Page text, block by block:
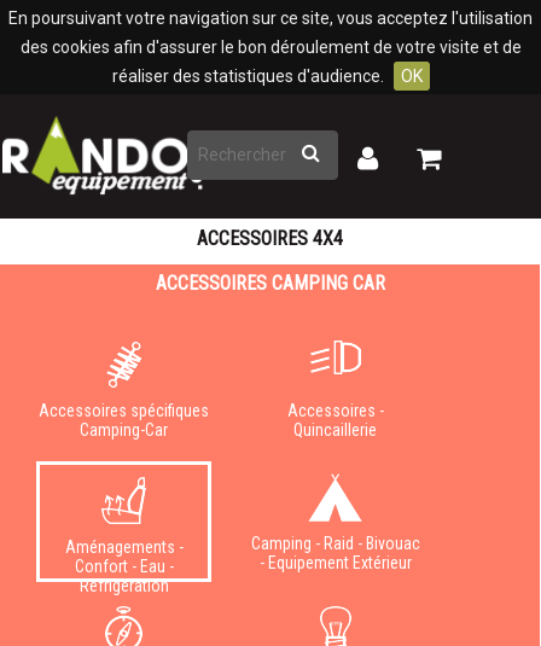
En poursuivant votre navigation sur ce site, vous acceptez l'utilisation
des cookies afin d'assurer le bon déroulement de votre visite et de
réaliser des statistiques d'audience.
OK
Rechercher
Mon
Mon
ACCESSOIRES 4X4
ACCESSOIRES CAMPING CAR
Accessoires spécifiques
Camping-Car
Accessoires -
Quincaillerie
Aménagements -
Confort - Eau -
Réfrigération
Camping - Raid - Bivouac
- Equipement Extérieur
Panneau de gestion des cookies